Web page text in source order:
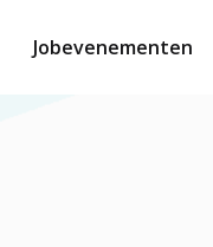
Jobevenementen